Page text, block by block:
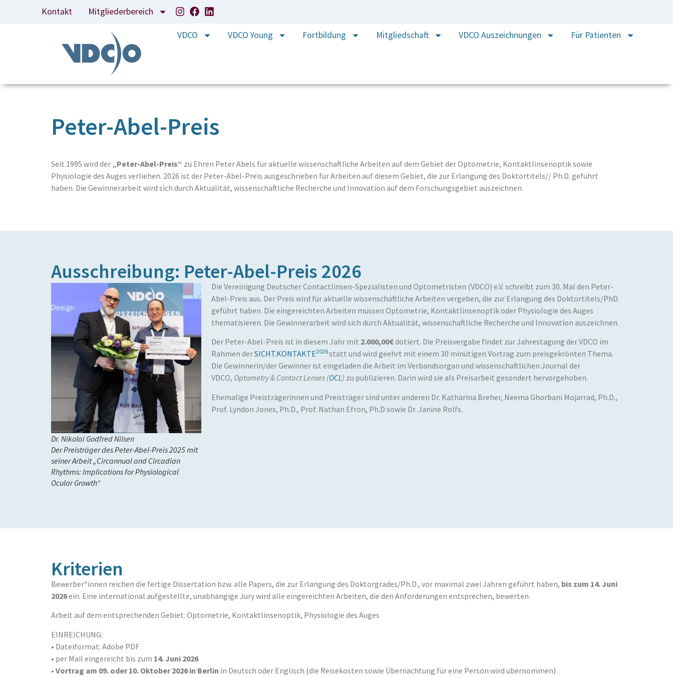
Kontakt Mitgliederbereich
VDCO VDCO Young Fortbildung Mitgliedschaft VDCO Auszeichnungen Für Patienten
Peter-Abel-Preis
Seit 1995 wird der „Peter-Abel-Preis“ zu Ehren Peter Abels für aktuelle wissenschaftliche Arbeiten auf dem Gebiet der Optometrie, Kontaktlinsenoptik sowie
Physiologie des Auges verliehen. 2026 ist der Peter-Abel-Preis ausgeschrieben für Arbeiten auf diesem Gebiet, die zur Erlangung des Doktortitels// Ph.D. geführt
haben. Die Gewinnerarbeit wird sich durch Aktualität, wissenschaftliche Recherche und Innovation auf dem Forschungsgebiet auszeichnen.
Ausschreibung: Peter-Abel-Preis 2026
Dr. Nikolai Godfred Nilsen
Der Preisträger des Peter-Abel-Preis 2025 mit
seiner Arbeit „Circannual and Circadian
Rhythms: Implications for Physiological
Ocular Growth“
Die Vereinigung Deutscher Contactlinsen-Spezialisten und Optometristen (VDCO) e.V. schreibt zum 30. Mal den Peter-
Abel-Preis aus. Der Preis wird für aktuelle wissenschaftliche Arbeiten vergeben, die zur Erlangung des Doktortitels/PhD.
geführt haben. Die eingereichten Arbeiten müssen Optometrie, Kontaktlinsenoptik oder Physiologie des Auges
thematisieren. Die Gewinnerarbeit wird sich durch Aktualität, wissenschaftliche Recherche und Innovation auszeichnen.
Der Peter-Abel-Preis ist in diesem Jahr mit 2.000,00€dotiert. Die Preisvergabe findet zur Jahrestagung der VDCO im
Rahmen derSICHT.KONTAKTE2026statt und wird geehrt mit einem 30 minütigen Vortrag zum preisgekrönten Thema.
Die Gewinnerin/der Gewinner ist eingeladen die Arbeit im Verbandsorgan und wissenschaftlichen Journal der
VDCO, Optometry & Contact Lenses (OCL) zu publizieren. Darin wird sie als Preisarbeit gesondert hervorgehoben.
Ehemalige Preisträgerinnen und Preisträger sind unter anderen Dr. Katharina Breher, Neema Ghorbani Mojarrad, Ph.D.,
Prof. Lyndon Jones, Ph.D., Prof. Nathan Efron, Ph.D sowie Dr. Janine Rolfs.
Kriterien
Bewerber*innen reichen die fertige Dissertation bzw. alle Papers, die zur Erlangung des Doktorgrades/Ph.D., vor maximal zwei Jahren geführt haben, bis zum 14. Juni
2026ein. Eine international aufgestellte, unabhängige Jury wird alle eingereichten Arbeiten, die den Anforderungen entsprechen, bewerten.
Arbeit auf dem entsprechenden Gebiet: Optometrie, Kontaktlinsenoptik, Physiologie des Auges
EINREICHUNG:
• Dateiformat: Adobe PDF
• per Mail eingereicht bis zum 14. Juni 2026
• Vortrag am 09. oder 10. Oktober 2026 in Berlin in Deutsch oder Englisch (die Reisekosten sowie Übernachtung für eine Person wird übernommen)